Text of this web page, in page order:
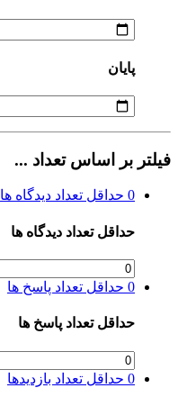
پایان
فیلتر بر اساس تعداد ...
0 حداقل تعداد دیدگاه ها
حداقل تعداد دیدگاه ها
0 حداقل تعداد پاسخ ها
حداقل تعداد پاسخ ها
0 حداقل تعداد بازدیدها